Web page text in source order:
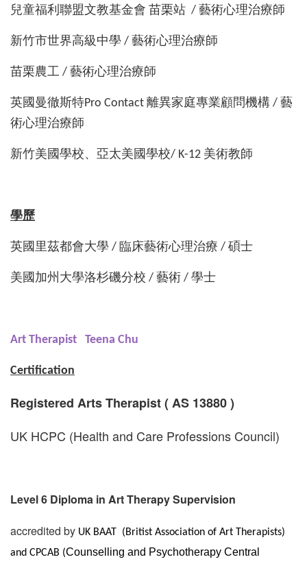
兒童福利聯盟文教基金會 苗栗站 / 藝術心理治療師
新竹市世界高級中學 / 藝術心理治療師
苗栗農工 / 藝術心理治療師
英國曼徹斯特Pro Contact 離異家庭專業顧問機構 / 藝
術心理治療師
新竹美國學校、亞太美國學校/ K-12 美術教師
學歷
英國里茲都會大學 / 臨床藝術心理治療 / 碩士
美國加州大學洛杉磯分校 / 藝術 / 學士
Art Therapist Teena Chu
Certification
Registered Arts Therapist (AS 13880 )
UK HCPC (Health and Care Professions Council)
Level 6 Diploma in Art Therapy Supervision
accredited by UK BAAT (Britist Association of Art Therapists)
and CPCAB (Counselling and Psychotherapy Central